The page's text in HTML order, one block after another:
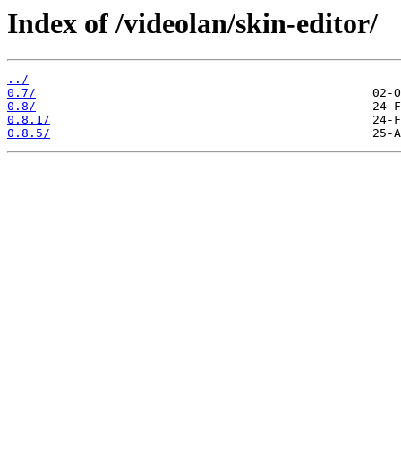
Index of /videolan/skin-editor/
../
0.7/
0.8/
0.8.1/
0.8.5/